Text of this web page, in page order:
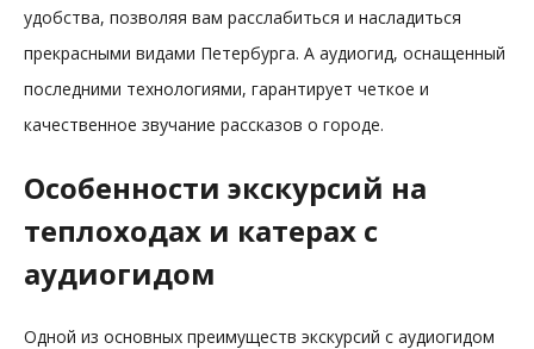
удобства, позволяя вам расслабиться и насладиться
прекрасными видами Петербурга. А аудиогид, оснащенный
последними технологиями, гарантирует четкое и
качественное звучание рассказов о городе.
Особенности экскурсий на
теплоходах и катерах с
аудиогидом
Одной из основных преимуществ экскурсий с аудиогидом